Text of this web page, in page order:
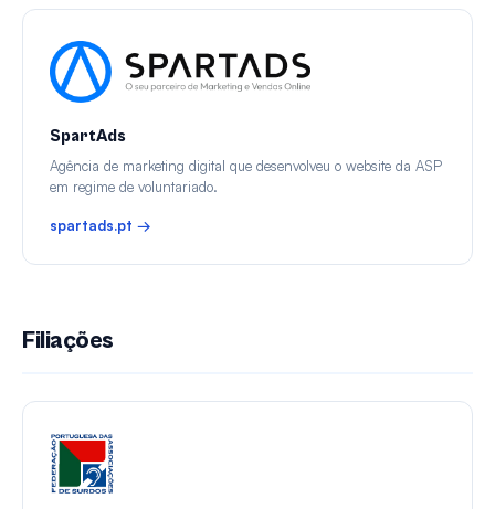
SpartAds
Agência de marketing digital que desenvolveu o website da ASP
em regime de voluntariado.
spartads.pt →
Filiações